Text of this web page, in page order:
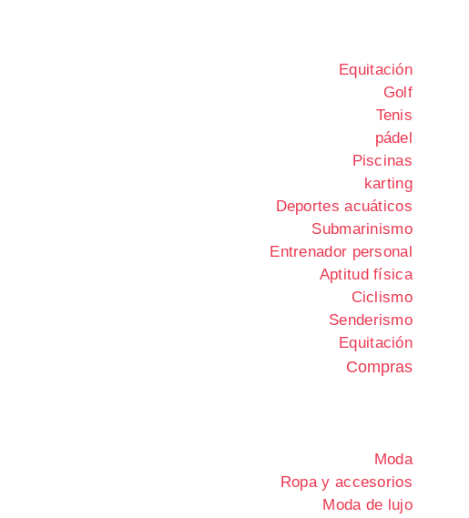
Equitación
Golf
Tenis
pádel
Piscinas
karting
Deportes acuáticos
Submarinismo
Entrenador personal
Aptitud física
Ciclismo
Senderismo
Equitación
Compras
Moda
Ropa y accesorios
Moda de lujo